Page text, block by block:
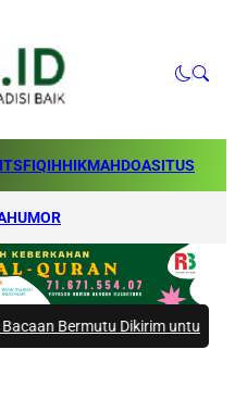
FIQIHHIKMAHDOASITUS
HUMOR
Dikirim untuk Perkuat